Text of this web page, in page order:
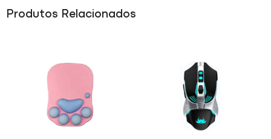
Produtos Relacionados